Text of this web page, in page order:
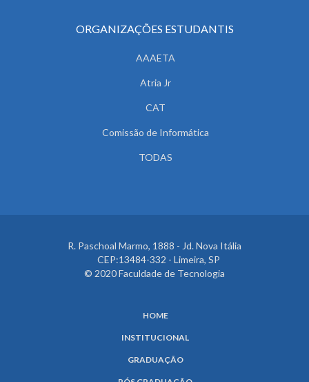
ORGANIZAÇÕES ESTUDANTIS
AAAETA
Atria Jr
CAT
Comissão de Informática
TODAS
R. Paschoal Marmo, 1888 - Jd. Nova Itália
CEP:13484-332 - Limeira, SP
© 2020 Faculdade de Tecnologia
HOME
INSTITUCIONAL
GRADUAÇÃO